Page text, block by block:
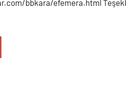
bbkara/efemera.html